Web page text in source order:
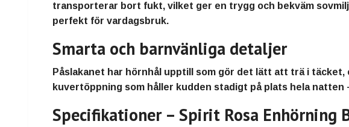
transporterar bort fukt, vilket ger en trygg och bekväm
perfekt för vardagsbruk.
Smarta och barnvänliga detaljer
Påslakanet har hörnhål upptill som gör det lätt att trä i täcket,
kuvertöppning som håller kudden stadigt på plats hela natten
Specifikationer – Spirit Rosa Enhörning